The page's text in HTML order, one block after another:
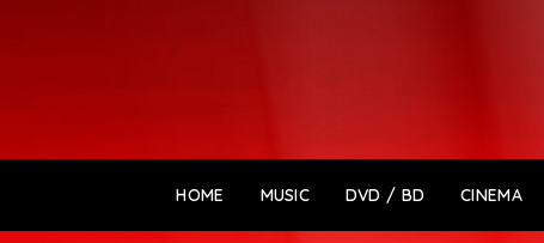
HOME MUSIC DVD / BD CINEMA